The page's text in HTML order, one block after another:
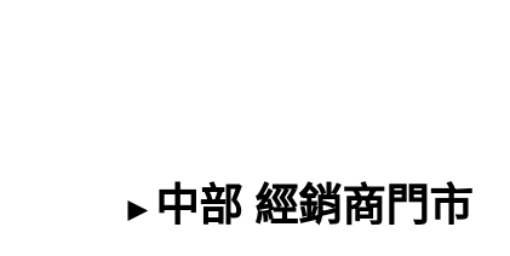
► 中部 經銷商門市